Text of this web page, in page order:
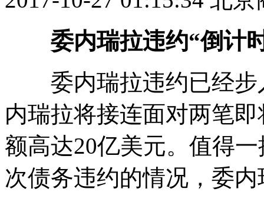
委内瑞拉违约“倒计
委内瑞拉违约已经步
内瑞拉将接连面对两笔
额高达20亿美元。值得
次债务违约的情况，委